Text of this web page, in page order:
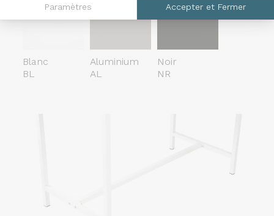
Paramètres Accepter et Fermer
Blanc
BL
Aluminium
AL
Noir
NR